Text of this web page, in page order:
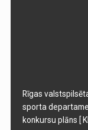
Rīgas
sporta
konkursu plāns [